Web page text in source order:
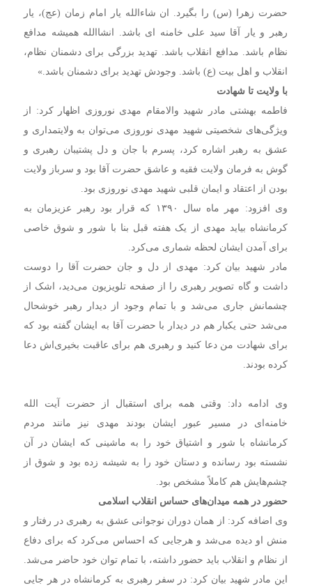
حضرت زهرا (س) را بگیرد. ان شاءالله یار امام زمان (عج)، یار
رهبر و یار آقا سید علی خامنه ای باشد. انشاالله همیشه مدافع
نظام باشد. مدافع انقلاب باشد. تهدید بزرگی برای دشمنان نظام،
انقلاب و اهل بیت (ع) باشد. وجودش تهدید برای دشمنان باشد.»
با ولایت تا شهادت
فاطمه بهشتی مادر شهید والامقام مهدی نوروزی اظهار کرد: از
ویژگی‌های شخصیتی شهید مهدی نوروزی می‌توان به ولایتمداری و
عشق به رهبر اشاره کرد، پسرم با جان و دل پشتیبان رهبری و
گوش به فرمان ولایت فقیه و عاشق حضرت آقا بود و سرباز ولایت
بودن از اعتقاد و ایمان قلبی شهید مهدی نوروزی بود.
وی افزود: مهر ماه سال ۱۳۹۰ که قرار بود رهبر عزیزمان به
کرمانشاه بیاید مهدی از یک هفته قبل بنا با شور و شوق خاصی
برای آمدن ایشان لحظه شماری می‌کرد.
مادر شهید بیان کرد: مهدی از دل و جان حضرت آقا را دوست
داشت و گاه تصویر رهبری را از صفحه تلویزیون می‌دید، اشک از
چشمانش جاری می‌شد و با تمام وجود از دیدار رهبر خوشحال
می‌شد حتی یکبار هم در دیدار با حضرت آقا به ایشان گفته بود که
برای شهادت من دعا کنید و رهبری هم برای عاقبت بخیری‌اش دعا
کرده بودند.
وی ادامه داد: وقتی همه برای استقبال از حضرت آیت الله
خامنه‌ای در مسیر عبور ایشان بودند مهدی نیز مانند مردم
کرمانشاه با شور و اشتیاق خود را به ماشینی که ایشان در آن
نشسته بود رسانده و دستان خود را به شیشه زده بود و شوق از
چشم‌هایش هم کاملاً مشخص بود.
حضور در همه میدان‌های حساس انقلاب اسلامی
وی اضافه کرد: از همان دوران نوجوانی عشق به رهبری در رفتار و
منش او دیده می‌شد و هرجایی که احساس می‌کرد که برای دفاع
از نظام و انقلاب باید حضور داشته، با تمام توان خود حاضر می‌شد.
این مادر شهید بیان کرد: در سفر رهبری به کرمانشاه در هر جایی